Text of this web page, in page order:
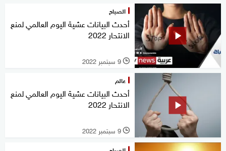
الصباح
أحدث البيانات عشية اليوم العالمي لمنع
الانتحار 2022
l 9 سبتمبر 2022
عالم
أحدث البيانات عشية اليوم العالمي لمنع
الانتحار 2022
l 9 سبتمبر 2022